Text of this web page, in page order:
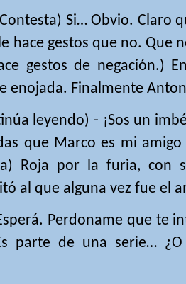
Si… Obvio. Claro
hace gestos que no. Que
gestos de negación.)
enojada. Finalmente
leyendo) - ¡Sos un
que Marco es mi
Roja por la furia, con
al que alguna vez fue el
Perdoname que te
parte de una serie…